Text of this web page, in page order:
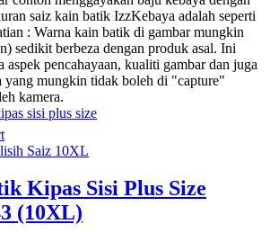
saiz kain batik IzzKebaya adalah seperti
: Warna kain batik di gambar mungkin
sedikit berbeza dengan produk asal. Ini
aspek pencahayaan, kualiti gambar dan juga
yang mungkin tidak boleh di "capture"
kamera.
Saiz 10XL
Kipas Sisi Plus Size
(10XL)